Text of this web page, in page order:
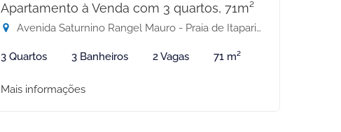
Apartamento à Venda com 3 quartos, 71m²
Avenida Saturnino Rangel Mauro - Praia de Itaparica, Vila Velha-ES
3 Quartos 3 Banheiros 2 Vagas 71 m²
Mais informações